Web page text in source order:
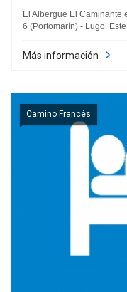
El Albergue El Caminante
6 (Portomarín) - Lugo. Este
Más información
Camino Francés